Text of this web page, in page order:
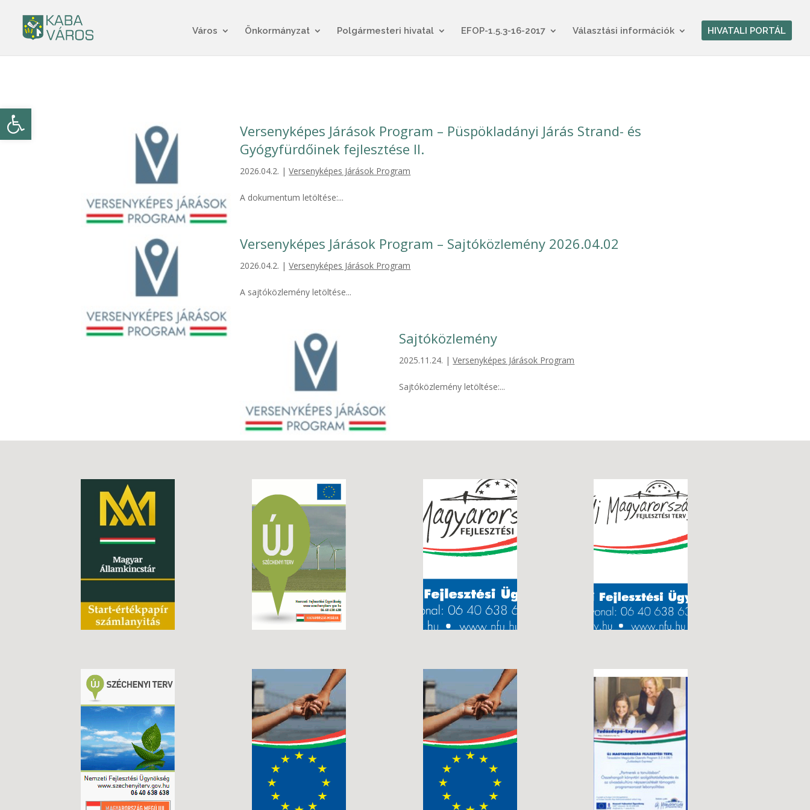
Eszköztár megnyitása
Város Önkormányzat Polgármesteri hivatal EFOP-1.5.3-16-2017 Választási információk HIVATALI PORTÁL
Versenyképes Járások Program – Püspökladányi Járás Strand- és
Gyógyfürdőinek fejlesztése II.
2026.04.2. |Versenyképes Járások Program
A dokumentum letöltése:...
Versenyképes Járások Program – Sajtóközlemény 2026.04.02
2026.04.2. |Versenyképes Járások Program
A sajtóközlemény letöltése...
Sajtóközlemény
2025.11.24. |Versenyképes Járások Program
Sajtóközlemény letöltése:...